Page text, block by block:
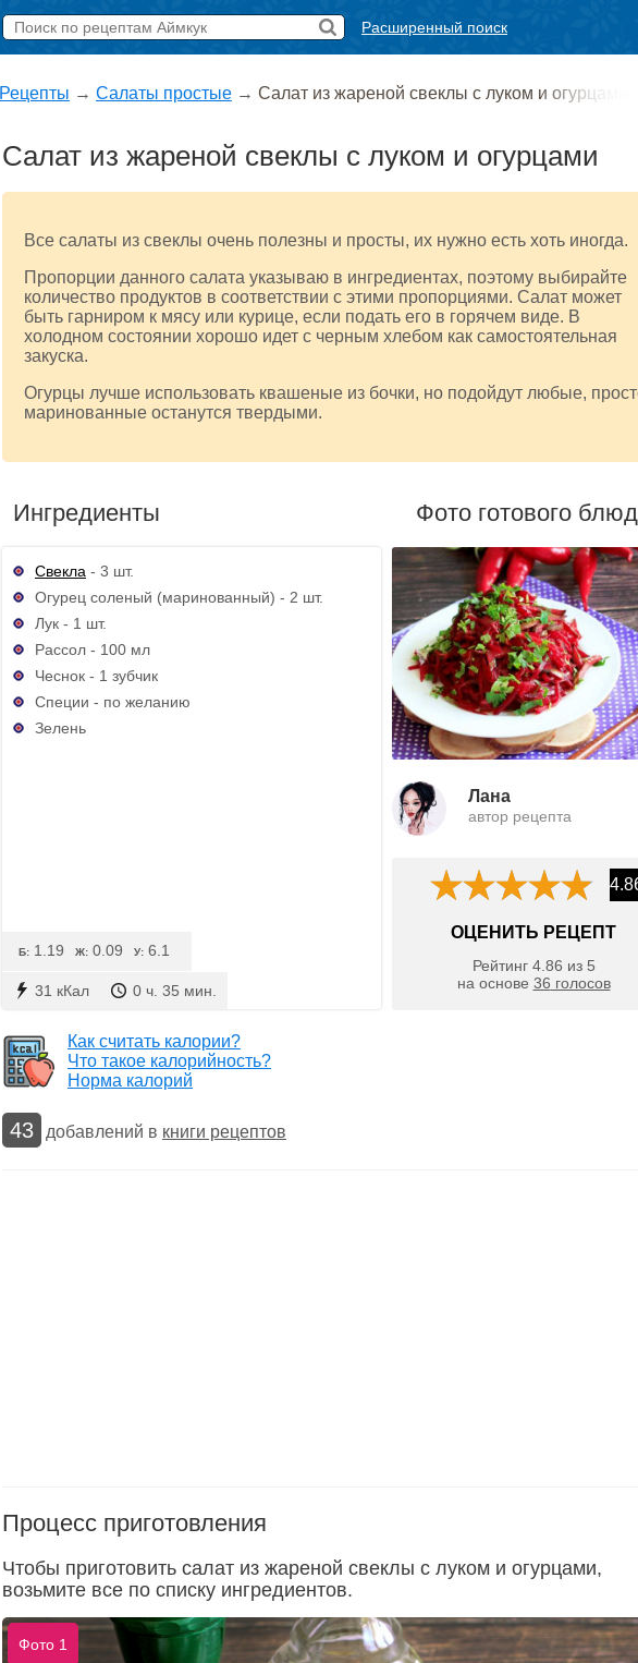
Расширенный поиск
Рецепты → Салаты простые → Салат из жареной свеклы с луком и огурцами
Салат из жареной свеклы с луком и огурцами
Все салаты из свеклы очень полезны и просты, их нужно есть хоть иногда.
Пропорции данного салата указываю в ингредиентах, поэтому выбирайте
количество продуктов в соответствии с этими пропорциями. Салат может
быть гарниром к мясу или курице, если подать его в горячем виде. В
холодном состоянии хорошо идет с черным хлебом как самостоятельная
закуска.
Огурцы лучше использовать квашеные из бочки, но подойдут любые,
маринованные останутся твердыми.
Ингредиенты
Свекла - 3 шт.
Огурец соленый (маринованный) - 2 шт.
Лук - 1 шт.
Рассол - 100 мл
Чеснок - 1 зубчик
Специи - по желанию
Зелень
31 кКал 0 ч. 35 мин.
Б: 1.19 Ж: 0.09 У: 6.1
Фото готового
Лана
автор рецепта
ОЦЕНИТЬ РЕЦЕПТ
Рейтинг 4.86 из 5
на основе 36 голосов
Как считать калории?
Что такое калорийность?
Норма калорий
43 добавлений в книги рецептов
Процесс приготовления
Чтобы приготовить салат из жареной свеклы с луком и огурцами,
возьмите все по списку ингредиентов.
Фото 1